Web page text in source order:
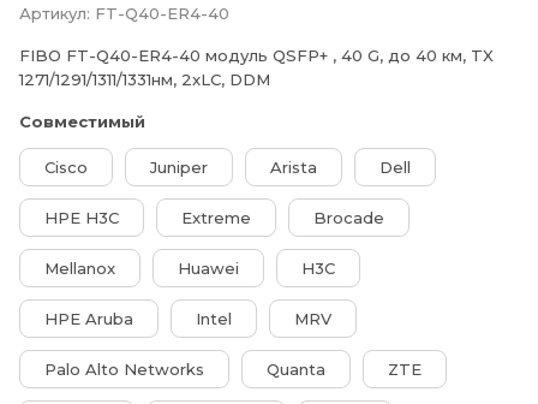
Артикул: FT-Q40-ER4-40
FIBO FT-Q40-ER4-40 модуль QSFP+ , 40 G, до 40 км, TX
1271/1291/1311/1331нм, 2xLC, DDM
Совместимый
Cisco Juniper Arista Dell
HPE H3C Extreme Brocade
Mellanox Huawei H3C
HPE Aruba Intel MRV
Palo Alto Networks Quanta ZTE